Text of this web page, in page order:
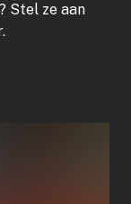
Stel ze aan